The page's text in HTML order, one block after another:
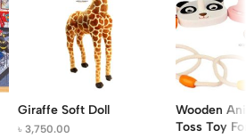
Giraffe Soft Doll
৳3,750.00
Wooden
Toss Toy